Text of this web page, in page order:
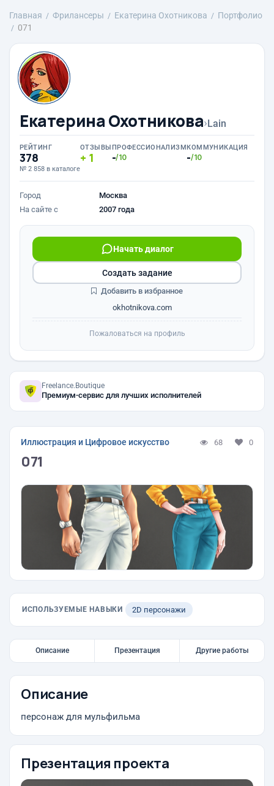
Главная Фрилансеры Екатерина Охотникова
Портфолио
071
Екатерина Охотникова›Lain
РЕЙТИНГ
378
№ 2 858 в каталоге
ОТЗЫВЫ
1
ПРОФЕССИОНАЛИЗМ
-/10
КОММУНИКАЦИЯ
-/10
Город
Москва
На сайте с
2007 года
Начать диалог
okhotnikova.com
Создать задание
Добавить в избранное
Пожаловаться на профиль
Freelance.Boutique
Премиум-сервис для лучших исполнителей
Иллюстрация и Цифровое искусство 68 0
071
ИСПОЛЬЗУЕМЫЕ НАВЫКИ 2D персонажи
Описание Презентация Другие работы
Описание
персонаж для мульфильма
Презентация проекта